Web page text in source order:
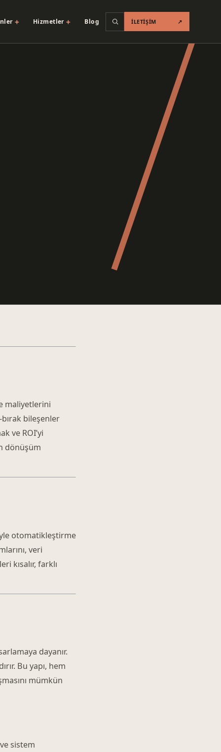
＋ Hizmetler ＋ Blog İLETIŞIM ↗
maliyetlerini
bileşenler
ve ROI’yi
dönüşüm
otomatikleştirme
veri
kısalır, farklı
dayanır.
Bu yapı, hem
mümkün
sistem